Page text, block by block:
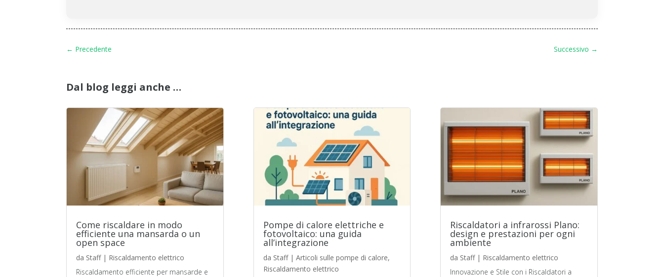
← Precedente Successivo →
Dal blog leggi anche …
Come riscaldare in modo
efficiente una mansarda o un
open space
da Staff| Riscaldamento elettrico
Riscaldamento efficiente per mansarde e
Pompe di calore elettriche e
fotovoltaico: una guida
all’integrazione
da Staff| Articoli sulle pompe di calore,
Riscaldamento elettrico
Riscaldatori a infrarossi Plano:
design e prestazioni per ogni
ambiente
da Staff| Riscaldamento elettrico
Innovazione e Stile con i Riscaldatori a